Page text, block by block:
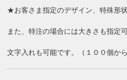
★お客さま指定のデザイン、特殊形
また、特注の場合には大きさも指定
文字入れも可能です。（１００個から